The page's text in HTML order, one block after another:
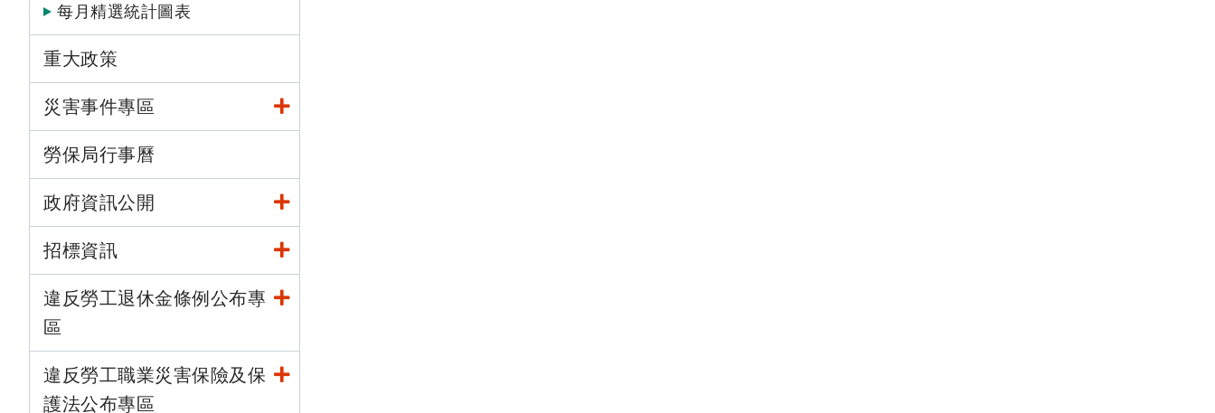
每月精選統計圖表
重大政策
災害事件專區
勞保局行事曆
政府資訊公開
招標資訊
違反勞工退休金條例公布專
區
違反勞工職業災害保險及保
護法公布專區